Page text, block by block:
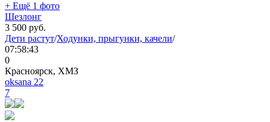
+ Ещё 1 фото
Шезлонг
3 500 руб.
Дети растут/Ходунки, прыгунки, качели/
07:58:43
0
Красноярск, ХМЗ
oksana 22
7